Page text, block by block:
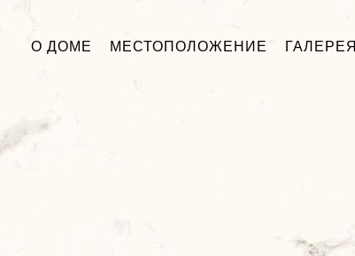
О ДОМЕ МЕСТОПОЛОЖЕНИЕ ГАЛЕРЕЯ